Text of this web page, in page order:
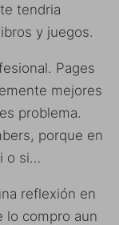
tendria
y juegos.
Pages
mejores
problema.
porque en
o si…
reflexión en
lo compro aun